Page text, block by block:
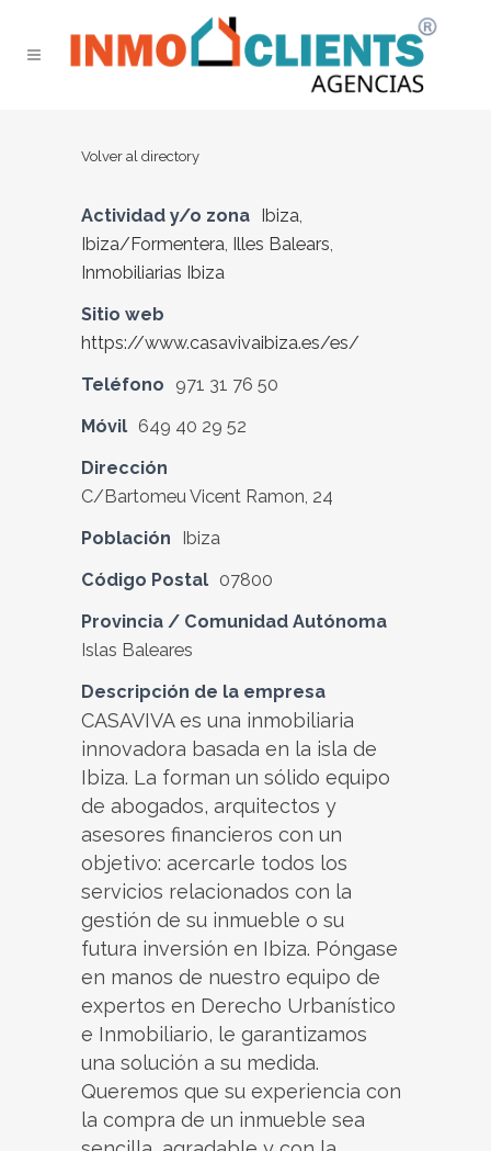
Volver al directory
Actividad y/o zona Ibiza,
Ibiza/Formentera, Illes Balears,
Inmobiliarias Ibiza
Sitio web
https://www.casavivaibiza.es/es/
Teléfono
971 31 76 50
Móvil 649 40 29 52
Dirección
C/Bartomeu Vicent Ramon, 24
Población
Ibiza
Código Postal 07800
Provincia / Comunidad Autónoma
Islas Baleares
Descripción de la empresa
CASAVIVA es una inmobiliaria
innovadora basada en la isla de
Ibiza. La forman un sólido equipo
de abogados, arquitectos y
asesores financieros con un
objetivo: acercarle todos los
servicios relacionados con la
gestión de su inmueble o su
futura inversión en Ibiza. Póngase
en manos de nuestro equipo de
expertos en Derecho Urbanístico
e Inmobiliario, le garantizamos
una solución a su medida.
Queremos que su experiencia con
la compra de un inmueble sea